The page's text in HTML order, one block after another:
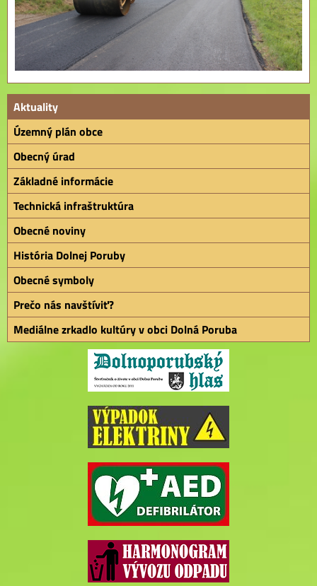
Aktuality
Územný plán obce
Obecný úrad
Základné informácie
Technická infraštruktúra
Obecné noviny
História Dolnej Poruby
Obecné symboly
Prečo nás navštíviť?
Mediálne zrkadlo kultúry v obci Dolná Poruba